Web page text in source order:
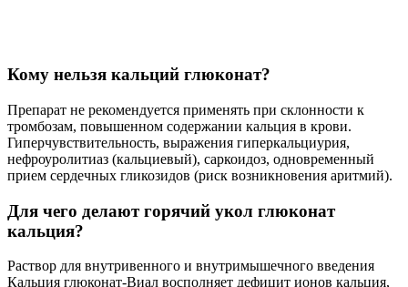
Кому нельзя кальций глюконат?
Препарат не рекомендуется применять при склонности к
тромбозам, повышенном содержании кальция в крови.
Гиперчувствительность, выражения гиперкальциурия,
нефроуролитиаз (кальциевый), саркоидоз, одновременный
прием сердечных гликозидов (риск возникновения аритмий).
Для чего делают горячий укол глюконат
кальция?
Раствор для внутривенного и внутримышечного введения
Кальция глюконат-Виал восполняет дефицит ионов кальция,